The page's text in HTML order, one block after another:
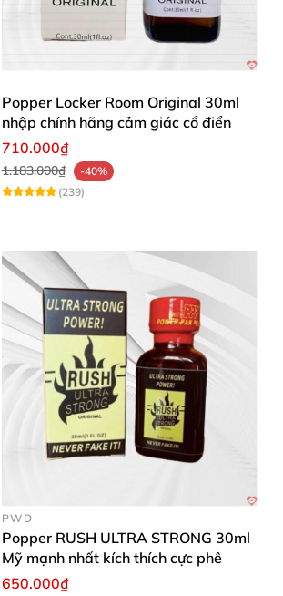
Popper Locker Room Original 30ml
nhập chính hãng cảm giác cổ điển
710.000₫
1.183.000₫
-40%
(239)
PWD
Popper RUSH ULTRA STRONG 30ml
Mỹ mạnh nhất kích thích cực phê
650.000₫